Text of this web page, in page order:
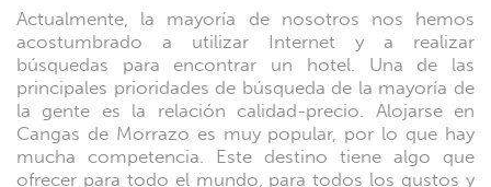
Actualmente, la mayoría de nosotros nos hemos
acostumbrado a utilizar Internet y a realizar
búsquedas para encontrar un hotel. Una de las
principales prioridades de búsqueda de la mayoría de
la gente es la relación calidad-precio. Alojarse en
Cangas de Morrazo es muy popular, por lo que hay
mucha competencia. Este destino tiene algo que
ofrecer para todo el mundo, para todos los gustos y